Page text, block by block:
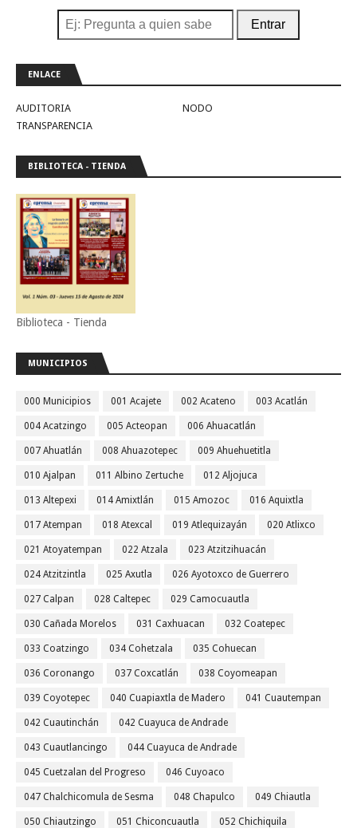
Entrar
ENLACE
AUDITORIA
NODO
TRANSPARENCIA
BIBLIOTECA - TIENDA
Biblioteca - Tienda
MUNICIPIOS
000 Municipios 001 Acajete 002 Acateno 003 Acatlán
004 Acatzingo 005 Acteopan 006 Ahuacatlán
007 Ahuatlán 008 Ahuazotepec 009 Ahuehuetitla
010 Ajalpan 011 Albino Zertuche 012 Aljojuca
013 Altepexi 014 Amixtlán 015 Amozoc 016 Aquixtla
017 Atempan 018 Atexcal 019 Atlequizayán 020 Atlixco
021 Atoyatempan 022 Atzala 023 Atzitzihuacán
024 Atzitzintla 025 Axutla 026 Ayotoxco de Guerrero
027 Calpan 028 Caltepec 029 Camocuautla
030 Cañada Morelos 031 Caxhuacan 032 Coatepec
033 Coatzingo 034 Cohetzala 035 Cohuecan
036 Coronango 037 Coxcatlán 038 Coyomeapan
039 Coyotepec 040 Cuapiaxtla de Madero 041 Cuautempan
042 Cuautinchán 042 Cuayuca de Andrade
043 Cuautlancingo 044 Cuayuca de Andrade
045 Cuetzalan del Progreso 046 Cuyoaco
047 Chalchicomula de Sesma 048 Chapulco 049 Chiautla
050 Chiautzingo 051 Chiconcuautla 052 Chichiquila